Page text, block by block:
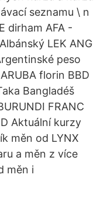
seznamu \ n
dirham AFA -
LEK ANG
peso
florin BBD
Bangladéš
FRANC
Aktuální kurzy
měn od LYNX
a měn z více
měn i